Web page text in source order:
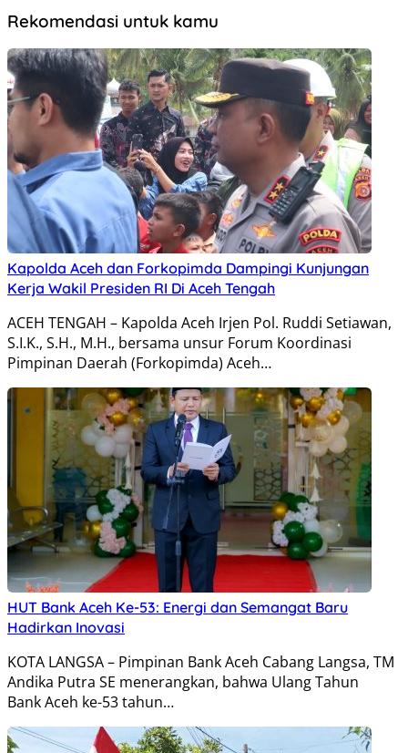
Rekomendasi untuk kamu
Kapolda Aceh dan Forkopimda Dampingi Kunjungan
Kerja Wakil Presiden RI Di Aceh Tengah
ACEH TENGAH – Kapolda Aceh Irjen Pol. Ruddi Setiawan,
S.I.K., S.H., M.H., bersama unsur Forum Koordinasi
Pimpinan Daerah (Forkopimda) Aceh…
HUT Bank Aceh Ke-53: Energi dan Semangat Baru
Hadirkan Inovasi
KOTA LANGSA – Pimpinan Bank Aceh Cabang Langsa, TM
Andika Putra SE menerangkan, bahwa Ulang Tahun
Bank Aceh ke-53 tahun…